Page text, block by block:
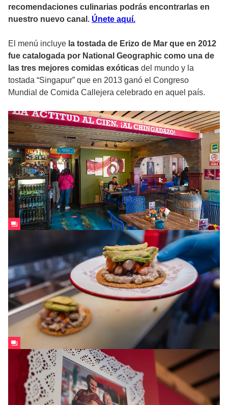
recomendaciones culinarias podrás encontrarlas en
nuestro nuevo canal. Únete aquí.
El menú incluye la tostada de Erizo de Mar que en 2012
fue catalogada por National Geographic como una de
las tres mejores comidas exóticas del mundo y la
tostada “Singapur” que en 2013 ganó el Congreso
Mundial de Comida Callejera celebrado en aquel país.